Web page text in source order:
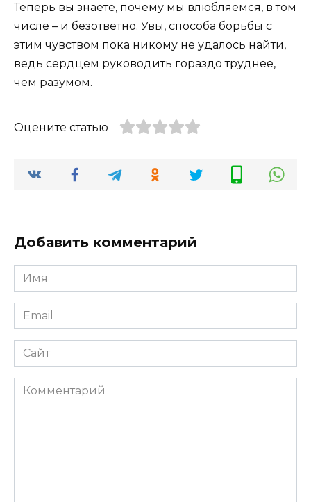
Теперь вы знаете, почему мы влюбляемся, в том
числе – и безответно. Увы, способа борьбы с
этим чувством пока никому не удалось найти,
ведь сердцем руководить гораздо труднее,
чем разумом.
Оцените статью
Добавить комментарий
Имя
*
Email
*
Сайт
Комментарий